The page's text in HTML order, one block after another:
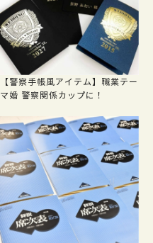
【警察手帳風アイテム】職業テー
マ婚 警察関係カップに！